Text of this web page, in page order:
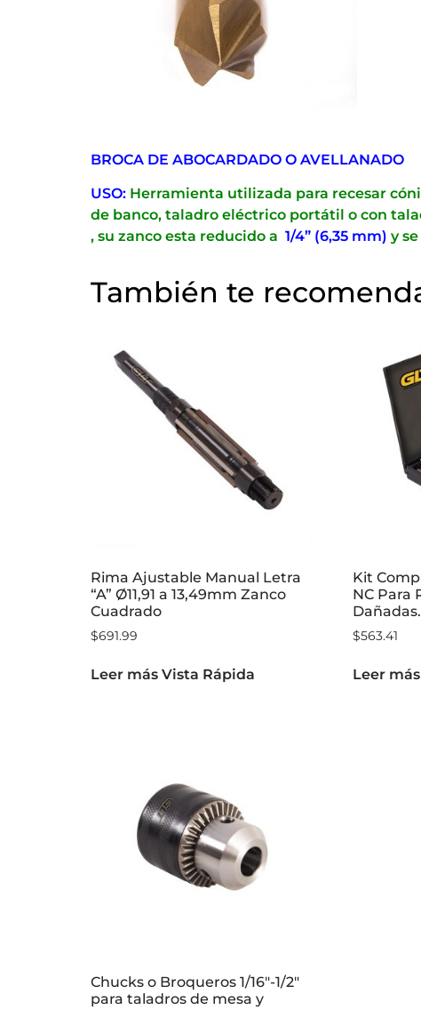
BROCA DE ABOCARDADO O AVELLANADO
USO: Herramienta utilizada para recesar
de banco, taladro eléctrico portátil o con
, su zanco esta reducido a 1/4” (6,35 mm) y
También te
Rima Ajustable Manual Letra
“A” Ø11,91 a 13,49mm Zanco
Cuadrado
$691.99
Leer más Vista Rápida
Kit
NC Para
$563.41
Leer más
Chucks o Broqueros 1/16″-1/2″
para taladros de mesa y